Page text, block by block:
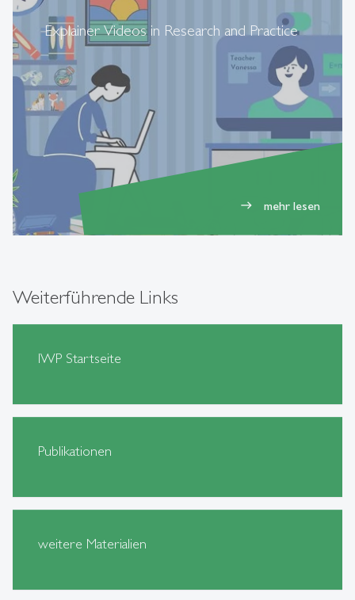
Explainer Videos in Research and Practice
east mehr lesen
Weiterführende Links
IWP Startseite
Publikationen
weitere Materialien